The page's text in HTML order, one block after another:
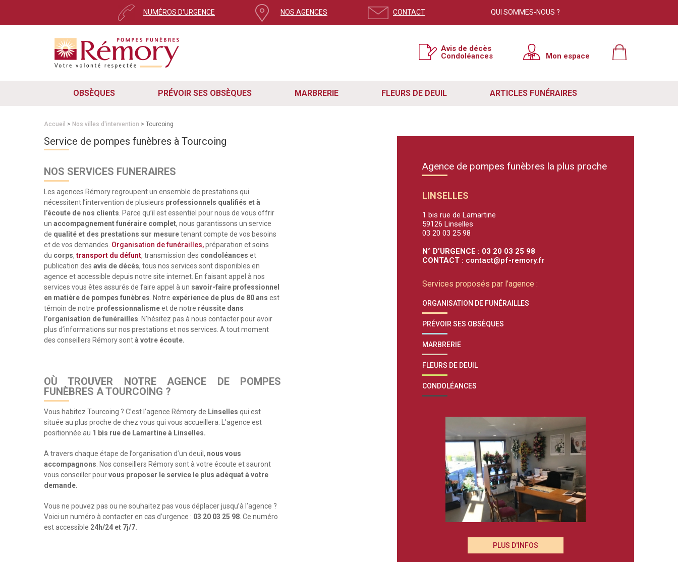
NUMÉROS D'URGENCE NOS AGENCES CONTACT QUI SOMMES-NOUS ?
Avis de décès
Condoléances
Mon espace
OBSÈQUES PRÉVOIR SES OBSÈQUES MARBRERIE FLEURS DE DEUIL ARTICLES FUNÉRAIRES
Accueil > Nos villes d'intervention > Tourcoing
Service de pompes funèbres à Tourcoing
NOS SERVICES FUNERAIRES
Les agences Rémory regroupent un ensemble de prestations qui
nécessitent l’intervention de plusieurs professionnels qualifiés et à
l’écoute de nos clients . Parce qu’il est essentiel pour nous de vous offrir
un accompagnement funéraire complet, nous garantissons un service
de qualité et des prestations sur mesuretenant compte de vos besoins
et de vos demandes. Organisation de funérailles,préparation et soins
du corps, transport du défunt, transmission des condoléances et
publication des avis de décès, tous nos services sont disponibles en
agence et accessible depuis notre site internet. En faisant appel à nos
services vous êtes assurés de faire appel à un savoir-faire professionnel
en matière de pompes funèbres . Notre expérience de plus de 80 ans est
témoin de notre professionnalismeet de notre réussite dans
l’organisation de funérailles . N’hésitez pas à nous contacter pour avoir
plus d’informations sur nos prestations et nos services. A tout moment
des conseillers Rémory sontà votre écoute.
OÙ TROUVER NOTRE AGENCE DE POMPES
FUNÈBRES A TOURCOING ?
Vous habitez Tourcoing ? C’est l’agence Rémory de Linselles qui est
située au plus proche de chez vous qui vous accueillera. L’agence est
positionnée au 1 bis rue de Lamartine à Linselles.
A travers chaque étape de l’organisation d’un deuil, nous vous
accompagnons . Nos conseillers Rémory sont à votre écoute et sauront
vous conseiller pourvous proposer le service le plus adéquat à votre
demande.
Vous ne pouvez pas ou ne souhaitez pas vous déplacer jusqu’à l’agence ?
Voici un numéro à contacter en cas d’urgence : 03 20 03 25 98 . Ce numéro
est accessible 24h/24 et 7j/7.
Agence de pompes funèbres la plus proche
LINSELLES
1 bis rue de Lamartine
59126 Linselles
03 20 03 25 98
N° D’URGENCE : 03 20 03 25 98
CONTACT : contact@pf-remory.fr
Services proposés par l’agence :
ORGANISATION DE FUNÉRAILLES
PRÉVOIR SES OBSÈQUES
MARBRERIE
FLEURS DE DEUIL
CONDOLÉANCES
PLUS D'INFOS